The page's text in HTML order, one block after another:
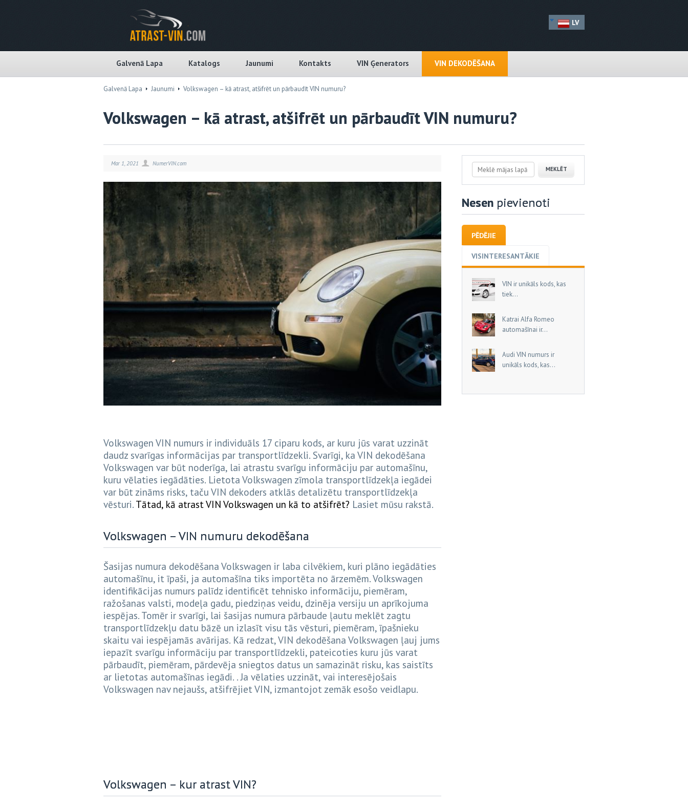
LV
Galvenā Lapa Katalogs Jaunumi Kontakts VIN Ģenerators VIN DEKODĒŠANA
Galvenā Lapa Jaunumi Volkswagen – kā atrast, atšifrēt un pārbaudīt VIN numuru?
Volkswagen – kā atrast, atšifrēt un pārbaudīt VIN numuru?
Mar 1, 2021 NumerVIN.com
Volkswagen VIN numurs ir individuāls 17 ciparu kods, ar kuru jūs varat uzzināt
daudz svarīgas informācijas par transportlīdzekli. Svarīgi, ka VIN dekodēšana
Volkswagen var būt noderīga, lai atrastu svarīgu informāciju par automašīnu,
kuru vēlaties iegādāties. Lietota Volkswagen zīmola transportlīdzekļa iegādei
var būt zināms risks, taču VIN dekoders atklās detalizētu transportlīdzekļa
vēsturi. Tātad, kā atrast VIN Volkswagen un kā to atšifrēt? Lasiet mūsu rakstā.
Volkswagen – VIN numuru dekodēšana
Šasijas numura dekodēšana Volkswagen ir laba cilvēkiem, kuri plāno iegādāties
automašīnu, it īpaši, ja automašīna tiks importēta no ārzemēm. Volkswagen
identifikācijas numurs palīdz identificēt tehnisko informāciju, piemēram,
ražošanas valsti, modeļa gadu, piedziņas veidu, dzinēja versiju un aprīkojuma
iespējas. Tomēr ir svarīgi, lai šasijas numura pārbaude ļautu meklēt zagtu
transportlīdzekļu datu bāzē un izlasīt visu tās vēsturi, piemēram, īpašnieku
skaitu vai iespējamās avārijas. Kā redzat, VIN dekodēšana Volkswagen ļauj jums
iepazīt svarīgu informāciju par transportlīdzekli, pateicoties kuru jūs varat
pārbaudīt, piemēram, pārdevēja sniegtos datus un samazināt risku, kas saistīts
ar lietotas automašīnas iegādi. . Ja vēlaties uzzināt, vai interesējošais
Volkswagen nav nejaušs, atšifrējiet VIN, izmantojot zemāk esošo veidlapu.
Volkswagen – kur atrast VIN?
Nesen pievienoti
PĒDĒJIE
VISINTERESANTĀKIE
VIN ir unikāls kods, kas
tiek...
Katrai Alfa Romeo
automašīnai ir...
Audi VIN numurs ir
unikāls kods, kas...